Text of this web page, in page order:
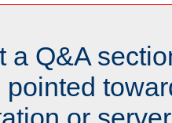
a Q&A
pointed